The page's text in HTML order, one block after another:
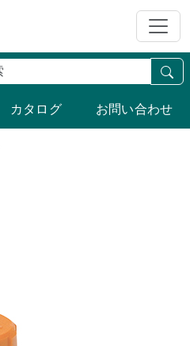
カタログ お問い合わせ